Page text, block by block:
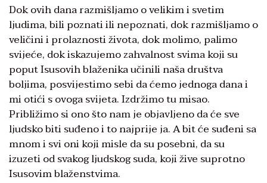
Dok ovih dana razmišljamo o velikim i svetim
ljudima, bili poznati ili nepoznati, dok razmišljamo o
veličini i prolaznosti života, dok molimo, palimo
svijeće, dok iskazujemo zahvalnost svima koji su
poput Isusovih blaženika učinili naša društva
boljima, posvijestimo sebi da ćemo jednoga dana i
mi otići s ovoga svijeta. Izdržimo tu misao.
Približimo si ono što nam je objavljeno da će sve
ljudsko biti suđeno i to najprije ja. A bit će suđeni sa
mnom i svi oni koji misle da su posebni, da su
izuzeti od svakog ljudskog suda, koji žive suprotno
Isusovim blaženstvima.